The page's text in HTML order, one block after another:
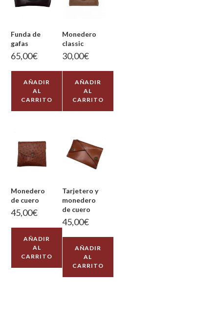
Funda de
gafas
65,00€
AÑADIR
AL
CARRITO
Monedero
classic
30,00€
AÑADIR
AL
CARRITO
Monedero
de cuero
45,00€
AÑADIR
AL
CARRITO
Tarjetero y
monedero
de cuero
45,00€
AÑADIR
AL
CARRITO